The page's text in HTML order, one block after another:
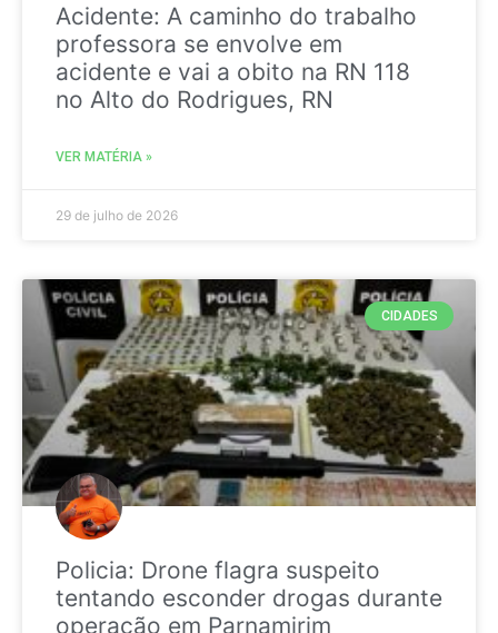
Acidente: A caminho do trabalho
professora se envolve em
acidente e vai a obito na RN 118
no Alto do Rodrigues, RN
VER MATÉRIA »
29 de julho de 2026
CIDADES
Policia: Drone flagra suspeito
tentando esconder drogas durante
operação em Parnamirim